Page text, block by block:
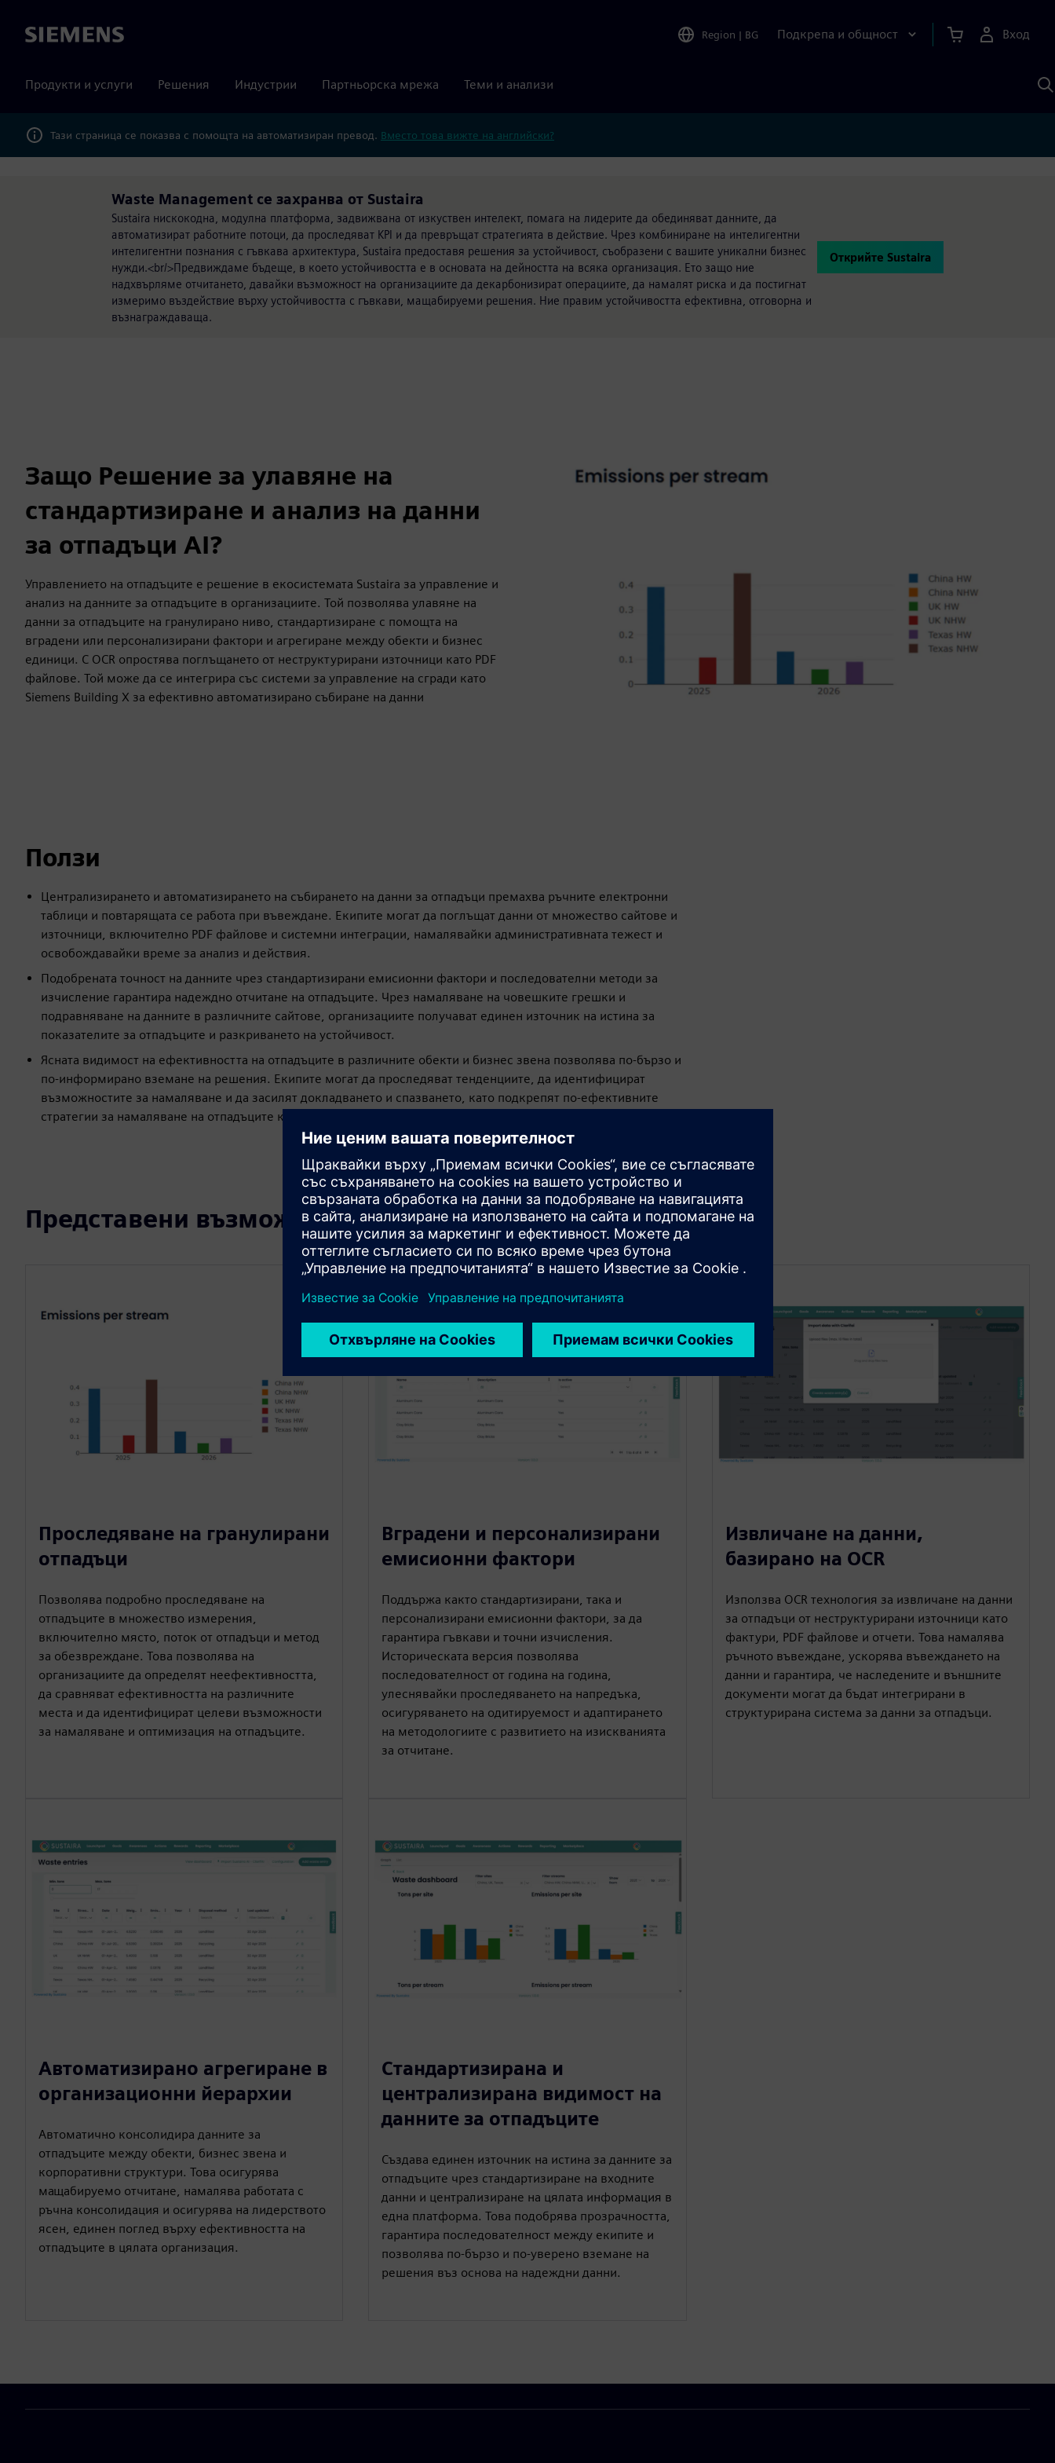
Siemens Region | BG Подкрепа и общност Вход
Продукти и услуги Решения Индустрии Партньорска мрежа Теми и анализи
с
Тази страница се показва с помощта на автоматизиран превод. Вместо това вижте на английски?
Waste Management се захранва от Sustaira
Sustaira нискокодна, модулна платформа, задвижвана от изкуствен интелект, помага на лидерите да обединяват данните, да
автоматизират работните потоци, да проследяват KPI и да превръщат стратегията в действие. Чрез комбиниране на интелигентни
интелигентни познания с гъвкава архитектура, Sustaira предоставя решения за устойчивост, съобразени с вашите уникални бизнес
нужди.<br/>Предвиждаме бъдеще, в което устойчивостта е в основата на дейността на всяка организация. Ето защо ние
надхвърляме отчитането, давайки възможност на организациите да декарбонизират операциите, да намалят риска и да постигнат
измеримо въздействие върху устойчивостта с гъвкави, мащабируеми решения. Ние правим устойчивостта ефективна, отговорна и
възнаграждаваща.
Открийте Sustaira
Защо Решение за улавяне на
стандартизиране и анализ на данни
за отпадъци AI?
Управлението на отпадъците е решение в екосистемата Sustaira за управление и
анализ на данните за отпадъците в организациите. Той позволява улавяне на
данни за отпадъците на гранулирано ниво, стандартизиране с помощта на
вградени или персонализирани фактори и агрегиране между обекти и бизнес
единици. С OCR опростява поглъщането от неструктурирани източници като PDF
файлове. Той може да се интегрира със системи за управление на сгради като
Siemens Building X за ефективно автоматизирано събиране на данни
Ползи
Централизирането и автоматизирането на събирането на данни за отпадъци премахва ръчните електронни
таблици и повтарящата се работа при въвеждане. Екипите могат да поглъщат данни от множество сайтове и
източници, включително PDF файлове и системни интеграции, намалявайки административната тежест и
освобождавайки време за анализ и действия.
Подобрената точност на данните чрез стандартизирани емисионни фактори и последователни методи за
изчисление гарантира надеждно отчитане на отпадъците. Чрез намаляване на човешките грешки и
подравняване на данните в различните сайтове, организациите получават единен източник на истина за
показателите за отпадъците и разкриването на устойчивост.
Ясната видимост на ефективността на отпадъците в различните обекти и бизнес звена позволява по-бързо и
по-информирано вземане на решения. Екипите могат да проследяват тенденциите, да идентифицират
възможностите за намаляване и да засилят докладването и спазването, като подкрепят по-ефективните
стратегии за намаляване на отпадъците като цяло.
Представени възможности
Проследяване на гранулирани
отпадъци
Позволява подробно проследяване на
отпадъците в множество измерения,
включително място, поток от отпадъци и метод
за обезвреждане. Това позволява на
организациите да определят неефективността,
да сравняват ефективността на различните
места и да идентифицират целеви възможности
за намаляване и оптимизация на отпадъците.
Вградени и персонализирани
емисионни фактори
Поддържа както стандартизирани, така и
персонализирани емисионни фактори, за да
гарантира гъвкави и точни изчисления.
Историческата версия позволява
последователност от година на година,
улеснявайки проследяването на напредъка,
осигуряването на одитируемост и адаптирането
на методологиите с развитието на изискванията
за отчитане.
Извличане на данни,
базирано на OCR
Използва OCR технология за извличане на данни
за отпадъци от неструктурирани източници като
фактури, PDF файлове и отчети. Това намалява
ръчното въвеждане, ускорява въвеждането на
данни и гарантира, че наследените и външните
документи могат да бъдат интегрирани в
структурирана система за данни за отпадъци.
Автоматизирано агрегиране в
организационни йерархии
Автоматично консолидира данните за
отпадъците между обекти, бизнес звена и
корпоративни структури. Това осигурява
мащабируемо отчитане, намалява работата с
ръчна консолидация и осигурява на лидерството
ясен, единен поглед върху ефективността на
отпадъците в цялата организация.
Стандартизирана и
централизирана видимост на
данните за отпадъците
Създава единен източник на истина за данните за
отпадъците чрез стандартизиране на входните
данни и централизиране на цялата информация в
една платформа. Това подобрява прозрачността,
гарантира последователност между екипите и
позволява по-бързо и по-уверено вземане на
решения въз основа на надеждни данни.